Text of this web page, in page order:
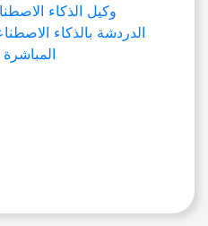
وكيل الذكاء
الدردشة بالذكاء